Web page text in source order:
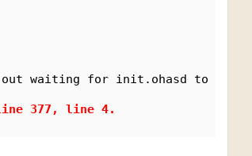
out waiting for init.ohasd to be
377 , line 4.